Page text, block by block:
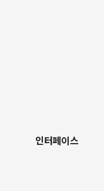
인터페이스